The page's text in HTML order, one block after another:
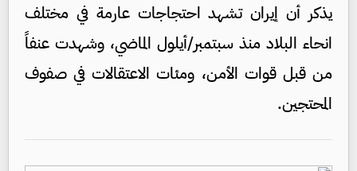
يذكر أن إيران تشهد احتجاجات عارمة في مختلف
انحاء البلاد منذ سبتمبر/أيلول الماضي، وشهدت عنفاً
من قبل قوات الأمن، ومئات الاعتقالات في صفوف
المحتجين.